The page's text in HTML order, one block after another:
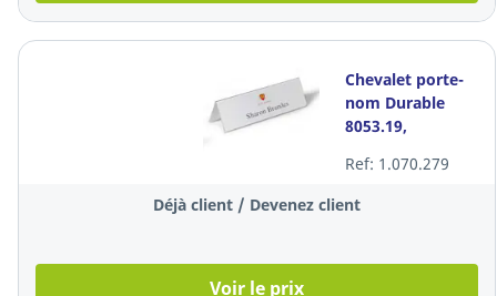
Chevalet porte-
nom Durable
8053.19,
297 x 105 mm, la
pièce
Ref: 1.070.279
Déjà client / Devenez client
Voir le prix